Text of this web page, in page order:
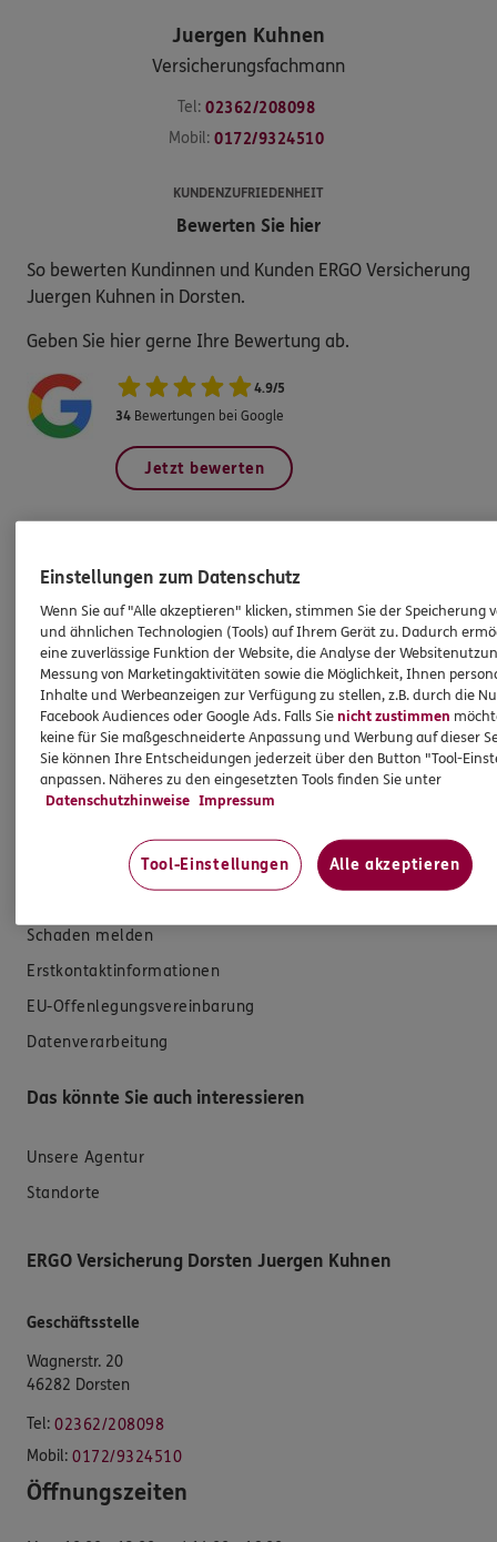
Juergen Kuhnen
Versicherungsfachmann
Tel: 02362/208098
Mobil: 0172/9324510
KUNDENZUFRIEDENHEIT
Bewerten Sie hier
So bewerten Kundinnen und Kunden ERGO Versicherung
Juergen Kuhnen in Dorsten.
Geben Sie hier gerne Ihre Bewertung ab.
4.9/5
34 Bewertungen bei Google
Jetzt bewerten
Produkte
Zahnversicherungen
Kfz-Versicherung
Krankenversicherung
Versicherungen für den privaten Bedarf
Versicherungen für Geschäftskunden
Hilfe & Services
Schaden melden
Erstkontaktinformationen
EU-Offenlegungsvereinbarung
Datenverarbeitung
Das könnte Sie auch interessieren
Unsere Agentur
Standorte
ERGO Versicherung Dorsten Juergen Kuhnen
Geschäftsstelle
Wagnerstr. 20
46282 Dorsten
Tel: 02362/208098
Mobil: 0172/9324510
Öffnungszeiten
Einstellungen zum Datenschutz
Wenn Sie auf "Alle akzeptieren" klicken, stimmen Sie der Speicherung
und ähnlichen Technologien (Tools) auf Ihrem Gerät zu. Dadurch
eine zuverlässige Funktion der Website, die Analyse der
Messung von Marketingaktivitäten sowie die Möglichkeit, Ihnen
Inhalte und Werbeanzeigen zur Verfügung zu stellen, z.B. durch die
Facebook Audiences oder Google Ads. Falls Sienicht zustimmen
keine für Sie maßgeschneiderte Anpassung und Werbung auf dieser
Sie können Ihre Entscheidungen jederzeit über den Button "Tool-
anpassen. Näheres zu den eingesetzten Tools finden Sie unter
Datenschutzhinweise Impressum
Tool-Einstellungen Alle akzeptieren